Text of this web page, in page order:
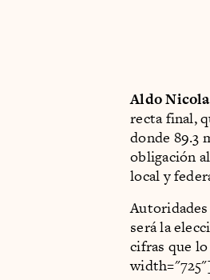
Aldo
recta final,
donde 89.3
obligación
local y
será la
cifras que